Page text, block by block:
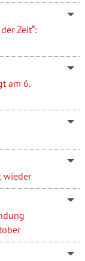
Zeit“:
am 6.
wieder